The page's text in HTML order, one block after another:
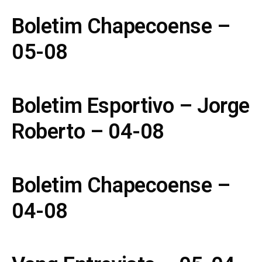
Boletim Chapecoense –
05-08
Boletim Esportivo – Jorge
Roberto – 04-08
Boletim Chapecoense –
04-08